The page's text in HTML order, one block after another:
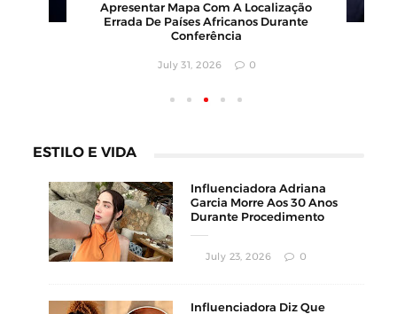
Apresentar Mapa Com A Localização
Errada De Países Africanos Durante
Conferência
July 31, 2026 0
ESTILO E VIDA
Influenciadora Adriana
Garcia Morre Aos 30 Anos
Durante Procedimento
July 23, 2026 0
Influenciadora Diz Que